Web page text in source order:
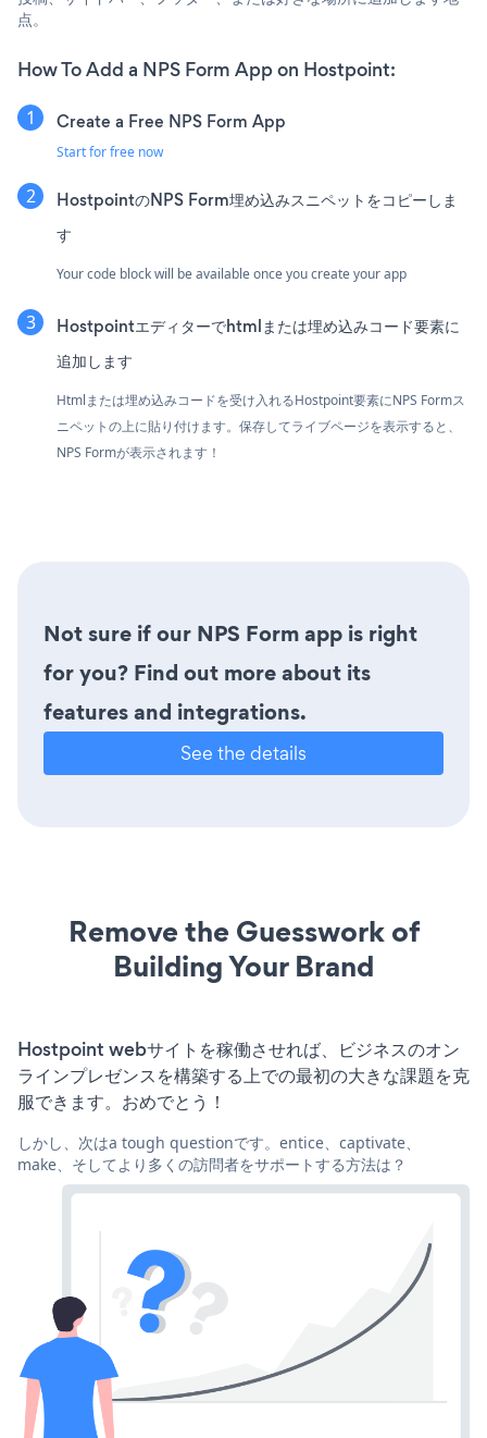
点。
How To Add a NPS Form App on Hostpoint:
Create a Free NPS Form App
Start for free now
HostpointのNPS Form埋め込みスニペットをコピーしま
す
Your code block will be available once you create your app
Hostpointエディターでhtmlまたは埋め込みコード要素に
追加します
Htmlまたは埋め込みコードを受け入れるHostpoint要素にNPS Formス
ニペットの上に貼り付けます。保存してライブページを表示すると、
NPS Formが表示されます！
Not sure if our NPS Form app is right
for you? Find out more about its
features and integrations.
See the details
Remove the Guesswork of
Building Your Brand
Hostpoint webサイトを稼働させれば、ビジネスのオン
ラインプレゼンスを構築する上での最初の大きな課題を克
服できます。おめでとう！
しかし、次はa tough questionです。entice、captivate、
make、そしてより多くの訪問者をサポートする方法は？